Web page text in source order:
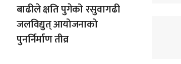
बाढीले क्षति पुगेको रसुवागढी
जलविद्युत् आयोजनाको
पुनर्निर्माण तीव्र